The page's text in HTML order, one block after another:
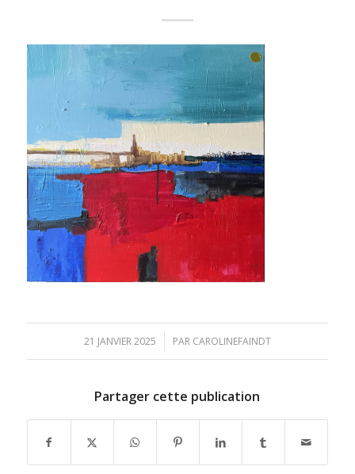
21 JANVIER 2025
/ PAR CAROLINEFAINDT
Partager cette publication